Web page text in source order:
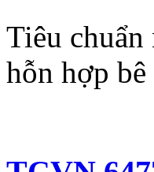
Tiêu chuẩn
hỗn hợp